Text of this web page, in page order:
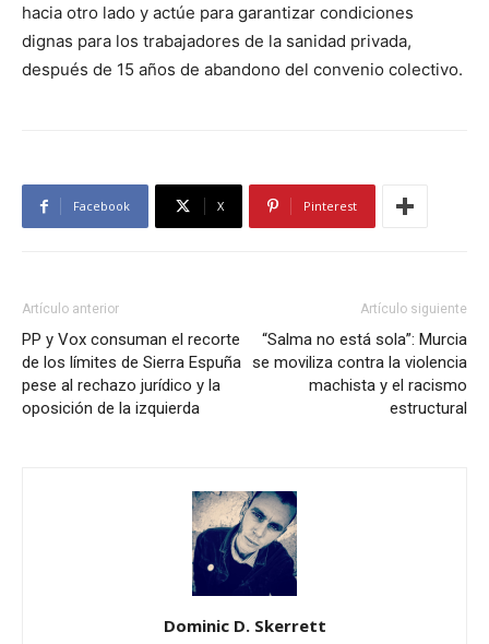
hacia otro lado y actúe para garantizar condiciones
dignas para los trabajadores de la sanidad privada,
después de 15 años de abandono del convenio colectivo.
Facebook X Pinterest
Artículo anterior
PP y Vox consuman el recorte
de los límites de Sierra Espuña
pese al rechazo jurídico y la
oposición de la izquierda
Artículo siguiente
“Salma no está sola”: Murcia
se moviliza contra la violencia
machista y el racismo
estructural
Dominic D. Skerrett